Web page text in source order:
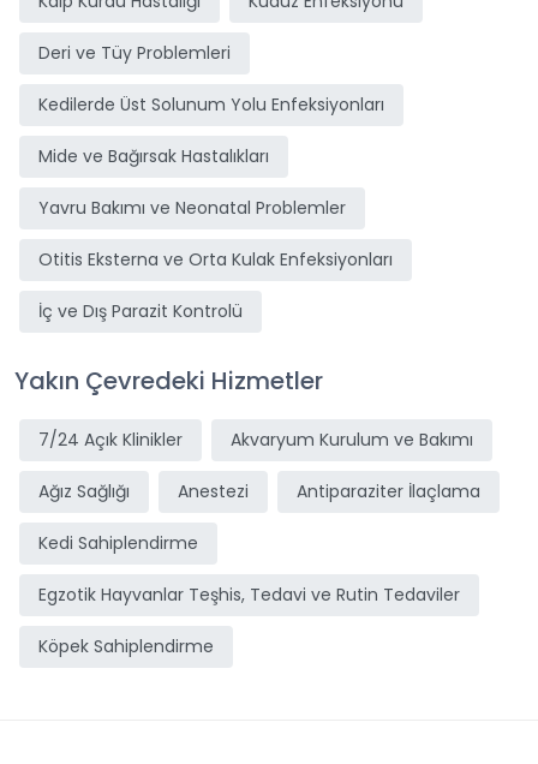
Deri ve Tüy Problemleri
Kedilerde Üst Solunum Yolu Enfeksiyonları
Mide ve Bağırsak Hastalıkları
Yavru Bakımı ve Neonatal Problemler
Otitis Eksterna ve Orta Kulak Enfeksiyonları
İç ve Dış Parazit Kontrolü
Yakın Çevredeki Hizmetler
7/24 Açık Klinikler Akvaryum Kurulum ve Bakımı
Ağız Sağlığı Anestezi Antiparaziter İlaçlama
Kedi Sahiplendirme
Egzotik Hayvanlar Teşhis, Tedavi ve Rutin Tedaviler
Köpek Sahiplendirme